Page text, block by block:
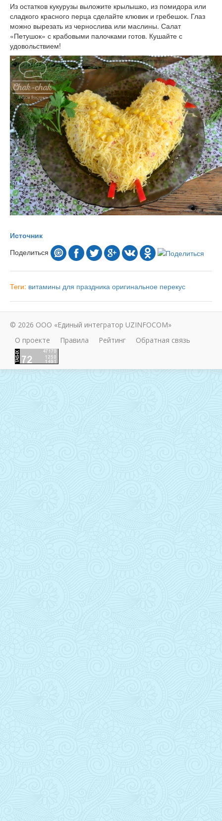
Из остатков кукурузы выложите крылышко, из помидора или
сладкого красного перца сделайте клювик и гребешок. Глаз
можно вырезать из чернослива или маслины. Салат
«Петушок» с крабовыми палочками готов. Кушайте с
удовольствием!
Источник
Поделиться
Теги: витамины для праздника оригинальное перекус
© 2026 ООО «Единый интегратор UZINFOCOM»
О проекте
Правила Рейтинг Обратная связь